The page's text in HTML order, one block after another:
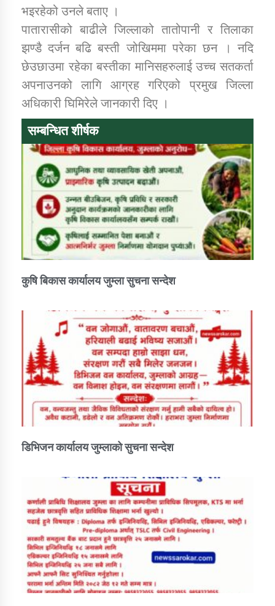
कार्यक्रम कार्यान्वयन एकाई जुम्लाको सुचना
कर्णाली प्राविधि शिक्षालय जुम्लाको सुचना
तातोपानी गाउँपालिकाको न्यायिक समिति सम्बन्धी सन्देश
सम्बन्धी सूचना सन्देश
तातोपानी गाउँपालिका जुम्लाको महिनावारी सम्बन्धिकाे
सन्देश
तातोपानी गाउँपालिका जुम्लाको बालविवाह सन्देश
तातोपानी गाउँपालिका जुम्लाको सूचना
तातोपानी गाउँपालिका जुम्लाको सूचना
भइरहेको उनले बताए ।
पातारासीको बाढीले जिल्लाको तातोपानी र तिलाका
झण्डै दर्जन बढि बस्ती जोखिममा परेका छन । नदि
छेउछाउमा रहेका बस्तीका मानिसहरुलाई उच्च सतकर्ता
अपनाउनको लागि आग्रह गरिएको प्रमुख जिल्ला
अधिकारी घिमिरेले जानकारी दिए ।
सम्बन्धित शीर्षक
कुषि बिकास कार्यालय जुम्ला सुचना सन्देश
डिभिजन कार्यालय जुम्लाको सुचना सन्देश